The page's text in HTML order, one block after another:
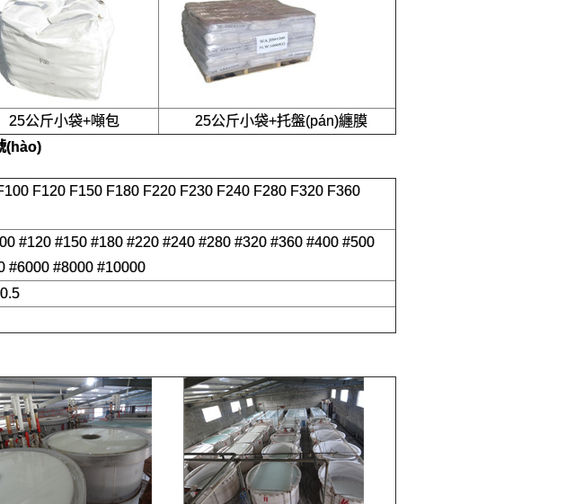
斤小袋+噸包
25公斤小袋+托盤(pán)纏膜
(hào)
F120 F150 F180 F220 F230 F240 F280 F320 F360
#120 #150 #180 #220 #240 #280 #320 #360 #400 #500
#6000 #8000 #10000